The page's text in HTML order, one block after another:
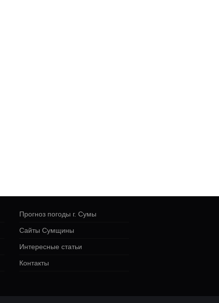
Прогноз погоды г. Сумы
Сайты Сумщины
Интересные статьи
Контакты